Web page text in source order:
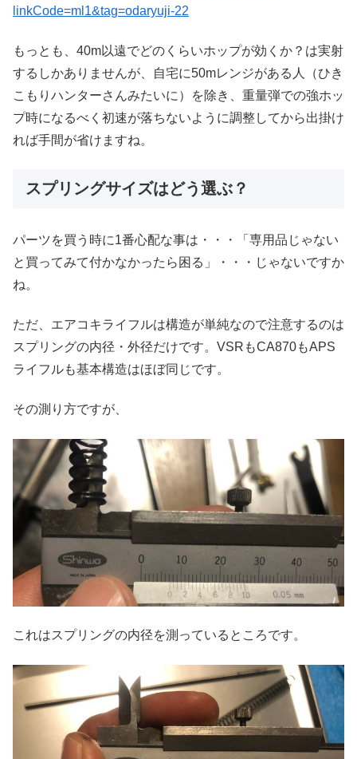
linkCode=ml1&tag=odaryuji-22
もっとも、40m以遠でどのくらいホップが効くか？は実射
するしかありませんが、自宅に50mレンジがある人（ひき
こもりハンターさんみたいに）を除き、重量弾での強ホッ
プ時になるべく初速が落ちないように調整してから出掛け
れば手間が省けますね。
スプリングサイズはどう選ぶ？
パーツを買う時に1番心配な事は・・・「専用品じゃない
と買ってみて付かなかったら困る」・・・じゃないですか
ね。
ただ、エアコキライフルは構造が単純なので注意するのは
スプリングの内径・外径だけです。VSRもCA870もAPS
ライフルも基本構造はほぼ同じです。
その測り方ですが、
これはスプリングの内径を測っているところです。